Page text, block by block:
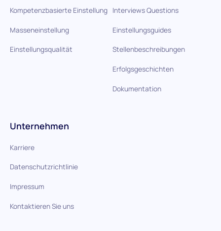
Kompetenzbasierte Einstellung
Masseneinstellung
Einstellungsqualität
Interviews Questions
Einstellungsguides
Stellenbeschreibungen
Erfolgsgeschichten
Dokumentation
Unternehmen
Karriere
Datenschutzrichtlinie
Impressum
Kontaktieren Sie uns